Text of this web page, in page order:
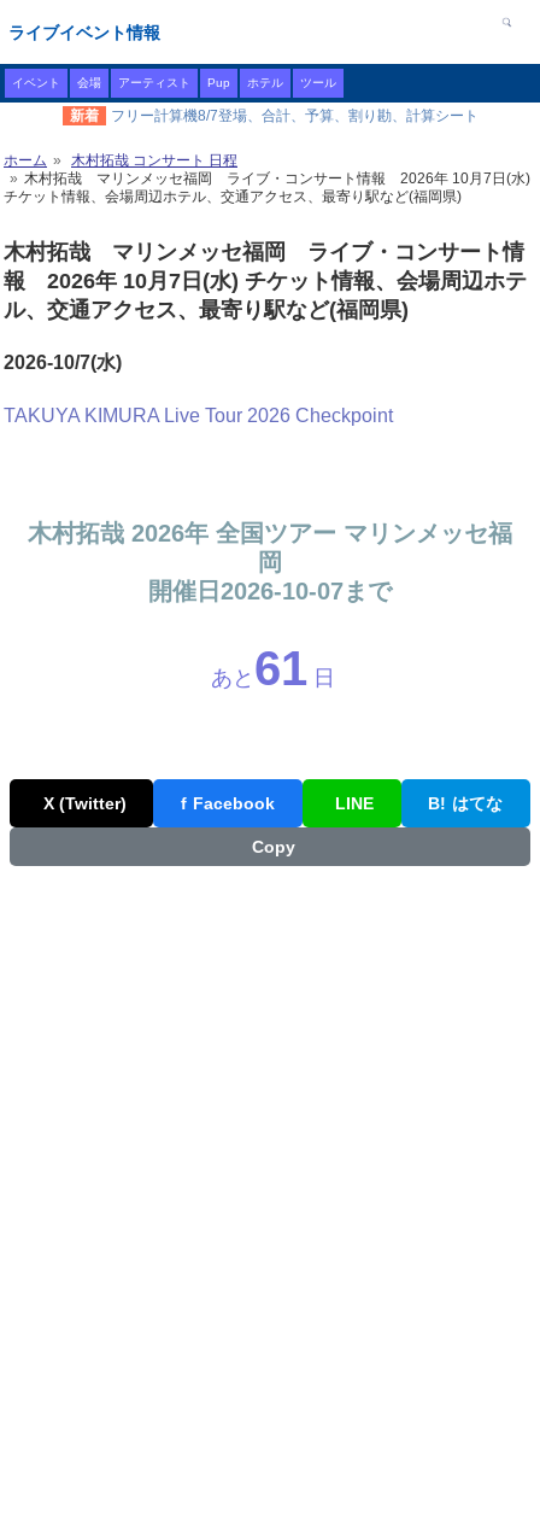
ライブイベント情報
イベント 会場 アーティスト Pup ホテル ツール
新着 フリー計算機8/7登場、合計、予算、割り勘、計算シート
ホーム
木村拓哉 コンサート 日程
木村拓哉 マリンメッセ福岡 ライブ・コンサート情報 2026年 10月7日(水)
チケット情報、会場周辺ホテル、交通アクセス、最寄り駅など(福岡県)
木村拓哉 マリンメッセ福岡 ライブ・コンサート情
報 2026年 10月7日(水) チケット情報、会場周辺ホテ
ル、交通アクセス、最寄り駅など(福岡県)
2026-10/7(水)
TAKUYA KIMURA Live Tour 2026 Checkpoint
木村拓哉 2026年 全国ツアー マリンメッセ福
岡
開催日2026-10-07まで
あと 61 日
X (Twitter) f Facebook LINE B! はてな
Copy